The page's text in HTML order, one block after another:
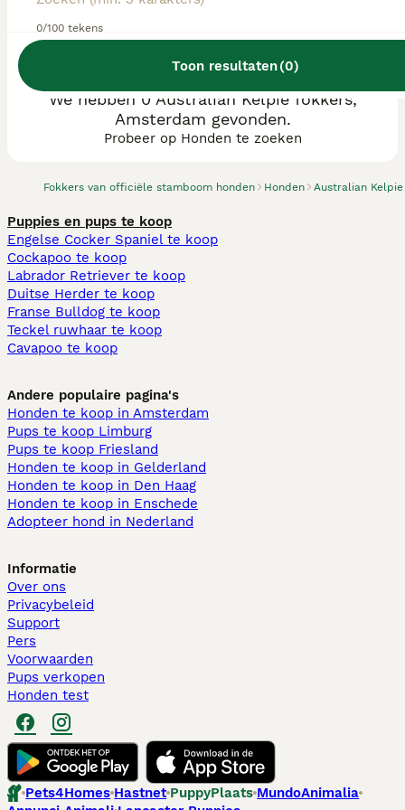
0/100 tekens
Toon resultaten(0)
Fokkers van officiële stamboom honden Honden Australian Kelpie
We hebben 0 Australian Kelpie fokkers,
Amsterdam gevonden.
Probeer op Honden te zoeken
Puppies en pups te koop
Engelse Cocker Spaniel te koop
Cockapoo te koop
Labrador Retriever te koop
Duitse Herder te koop
Franse Bulldog te koop
Teckel ruwhaar te koop
Cavapoo te koop
Andere populaire pagina's
Honden te koop in Amsterdam
Pups te koop Limburg​
Pups te koop Friesland​
Honden te koop in Gelderland
Honden te koop in Den Haag
Honden te koop in Enschede
Adopteer hond in Nederland
Informatie
Over ons
Privacybeleid
Support
Pers
Voorwaarden
Pups verkopen
Honden test
Pets4Homes Hastnet PuppyPlaats MundoAnimalia